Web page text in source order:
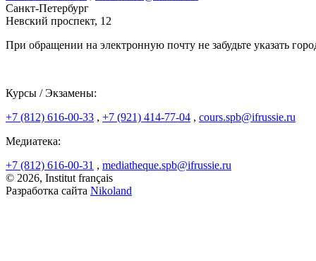
Санкт-Петербург
Невский проспект, 12
При обращении на электронную почту не забудьте указать
Курсы / Экзамены:
+7 (812) 616-00-33 , +7 (921) 414-77-04 , cours.spb@ifrussie.ru
Медиатека:
+7 (812) 616-00-31 , mediatheque.spb@ifrussie.ru
© 2026, Institut français
Разработка сайта Nikoland